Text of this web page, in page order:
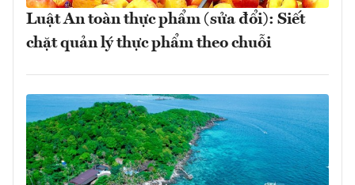
Luật An toàn thực phẩm (sửa đổi): Siết
chặt quản lý thực phẩm theo chuỗi